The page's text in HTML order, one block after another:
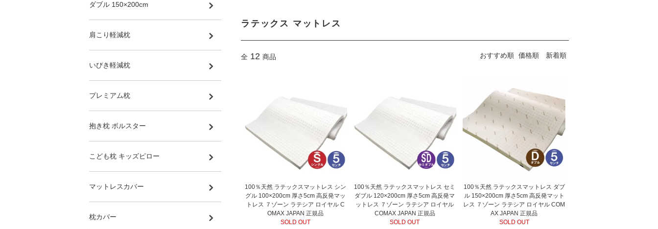
ラテックス マットレス
全 12 商品 おすすめ順 価格順 新着順
100％天然 ラテックスマットレス シン
グル 100×200cm 厚さ5cm 高反発マッ
トレス ７ゾーン ラテシア ロイヤル C
OMAX JAPAN 正規品
SOLD OUT
100％天然 ラテックスマットレス セミ
ダブル 120×200cm 厚さ5cm 高反発マ
ットレス ７ゾーン ラテシア ロイヤル
COMAX JAPAN 正規品
SOLD OUT
100％天然 ラテックスマットレス ダブ
ル 150×200cm 厚さ5cm 高反発マット
レス ７ゾーン ラテシア ロイヤル COM
AX JAPAN 正規品
SOLD OUT
ダブル 150×200cm
肩こり軽減枕
いびき軽減枕
プレミアム枕
抱き枕 ボルスター
こども枕 キッズピロー
マットレスカバー
枕カバー